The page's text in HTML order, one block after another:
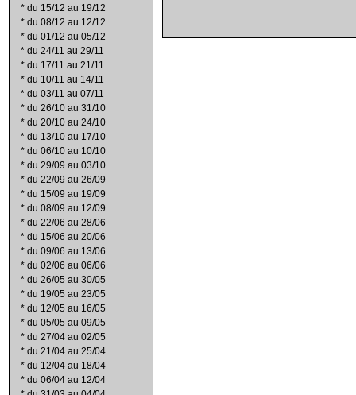
* du 15/12 au 19/12
* du 08/12 au 12/12
* du 01/12 au 05/12
* du 24/11 au 29/11
* du 17/11 au 21/11
* du 10/11 au 14/11
* du 03/11 au 07/11
* du 26/10 au 31/10
* du 20/10 au 24/10
* du 13/10 au 17/10
* du 06/10 au 10/10
* du 29/09 au 03/10
* du 22/09 au 26/09
* du 15/09 au 19/09
* du 08/09 au 12/09
* du 22/06 au 28/06
* du 15/06 au 20/06
* du 09/06 au 13/06
* du 02/06 au 06/06
* du 26/05 au 30/05
* du 19/05 au 23/05
* du 12/05 au 16/05
* du 05/05 au 09/05
* du 27/04 au 02/05
* du 21/04 au 25/04
* du 12/04 au 18/04
* du 06/04 au 12/04